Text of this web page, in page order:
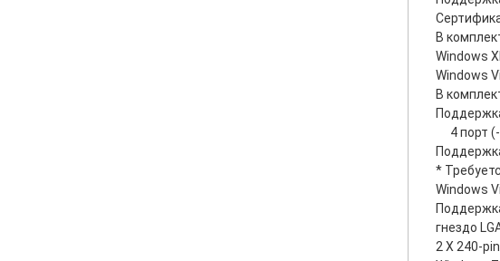
В
Windows
Windows
В
4 порт
*
Windows
гнездо
2 X 240-